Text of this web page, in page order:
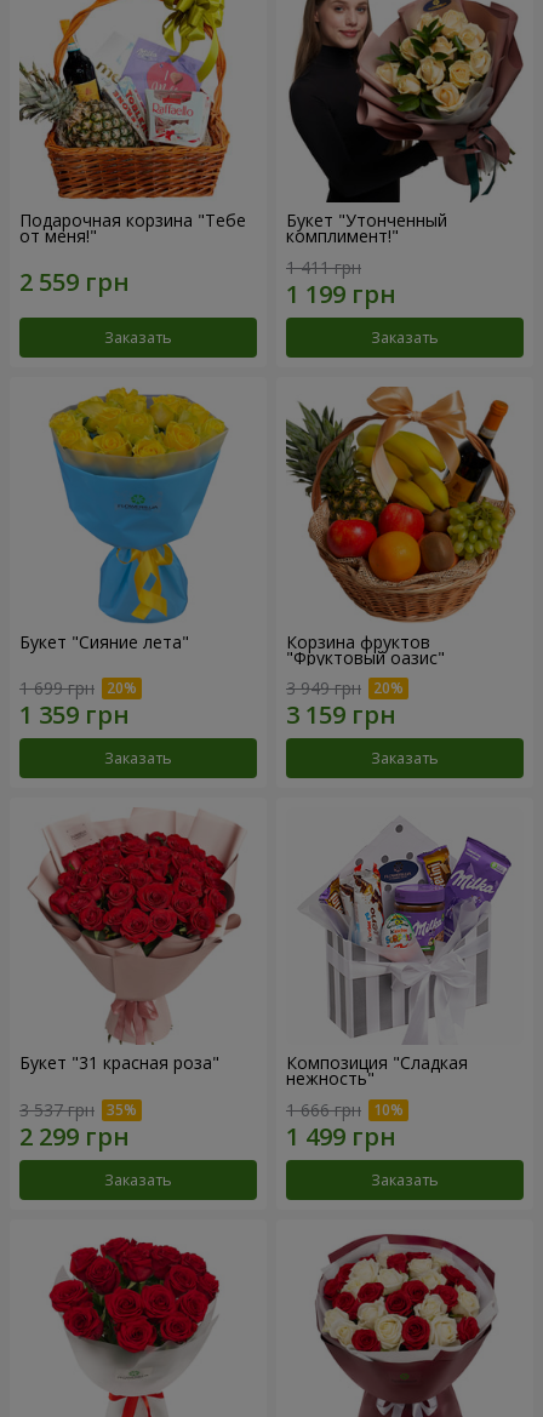
Подарочная корзина "Тебе
от меня!"
Заказать
Букет "Утонченный
комплимент!"
1 411 грн
Заказать
Букет "Сияние лета"
1 699 грн
Заказать
Корзина фруктов
"Фруктовый оазис"
3 949 грн
Заказать
Букет "31 красная роза"
3 537 грн
Заказать
Композиция "Сладкая
нежность"
1 666 грн
Заказать